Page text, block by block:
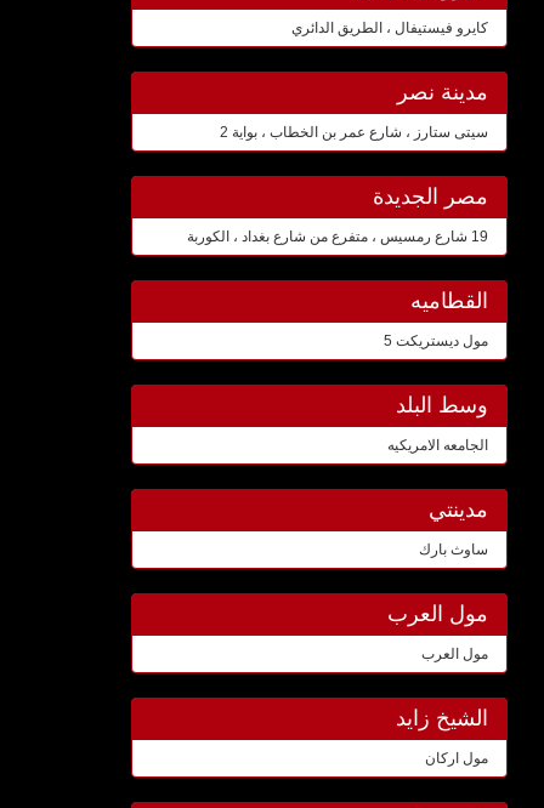
كايرو فيستيفال ، الطريق الدائري
مدينة نصر
سيتى ستارز ، شارع عمر بن الخطاب ، بواية 2
مصر الجديدة
19 شارع رمسيس ، متفرع من شارع بغداد ، الكوربة
القطاميه
مول ديستريكت 5
وسط البلد
الجامعه الامريكيه
مدينتي
ساوث بارك
مول العرب
مول العرب
الشيخ زايد
مول اركان